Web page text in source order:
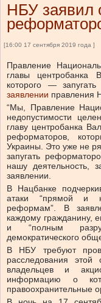
НБУ заявил
[16:00 17 сентября 2019 года ]
Правление
главы центробанка
которого —
заявлении правления
“Мы, Правление
недопустимости
главу центробанка
реформаторов,
Украины. Это уже не
запугать
нашу деятельность,
заявлении.
В Нацбанке
атаки “прямой и
реформам”. В
каждому гражданину,
и “полным
демократического
В НБУ требуют
расследования
владельцев и
информацию о
правоохранительные